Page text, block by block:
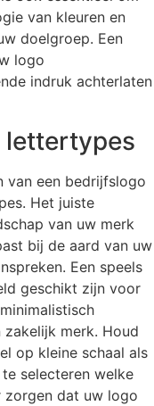
van kleuren en
doelgroep. Een
logo
indruk achterlaten
lettertypes
van een bedrijfslogo
Het juiste
van uw merk
bij de aard van uw
Een speels
geschikt zijn voor
merk. Houd
op kleine schaal als
selecteren welke
dat uw logo